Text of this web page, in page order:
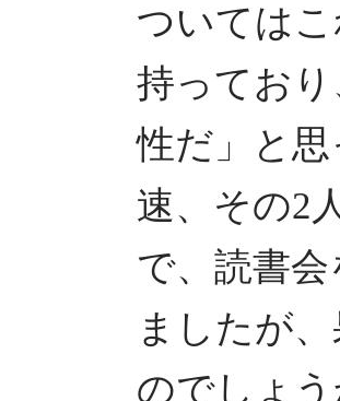
ついては
持ってお
性だ」と
速、その2
で、読書
ましたが
のでしょ